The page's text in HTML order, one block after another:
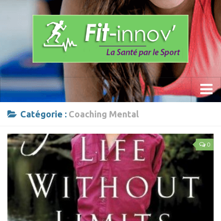
Accueil
Les Programmes » Fit-innov «
Prévention du mal de dos
Sports
Calisthenics Work Out
Catégorie : Coaching Mental
0